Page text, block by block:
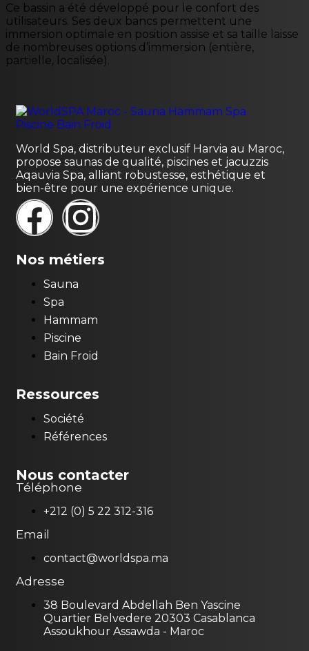
Ce bassin a été développé pour le confort des
utilisateurs. Ses deux bancs permettent une
immersion optimale en position assise et sa taille laisse
de nombreuses options d’immersion (entière,
partielle, localisée).
World Spa, distributeur exclusif Harvia au Maroc,
propose saunas de qualité, piscines et jacuzzis
Aqauvia Spa, alliant robustesse, esthétique et
bien-être pour une expérience unique.
Nos métiers
Sauna
Spa
Hammam
Piscine
Bain Froid
Ressources
Société
Références
Nous contacter
Téléphone
+212 (0) 5 22 312-316
Email
contact@worldspa.ma
Adresse
38 Boulevard Abdellah Ben Yascine
Quartier Belvedere 20303 Casablanca
Assoukhour Assawda - Maroc